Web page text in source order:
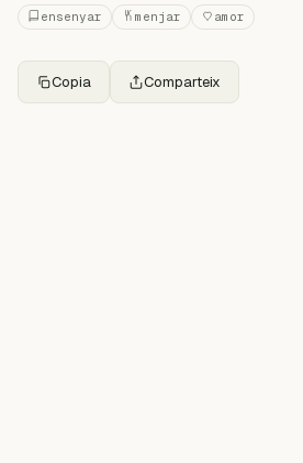
ensenyar menjar amor
Copia Comparteix